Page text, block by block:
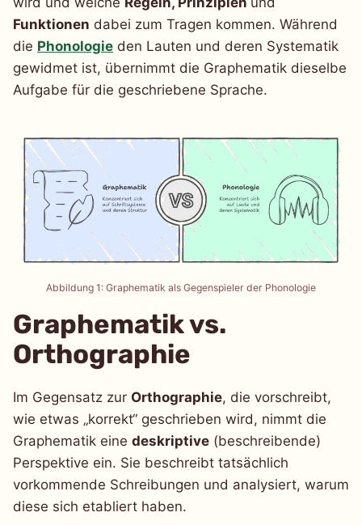
Funktionen dabei zum Tragen kommen. Während
die Phonologie den Lauten und deren Systematik
gewidmet ist, übernimmt die Graphematik dieselbe
Aufgabe für die geschriebene Sprache.
Abbildung 1: Graphematik als Gegenspieler der Phonologie
Graphematik vs.
Orthographie
Im Gegensatz zur Orthographie, die vorschreibt,
wie etwas „korrekt“ geschrieben wird, nimmt die
Graphematik eine deskriptive (beschreibende)
Perspektive ein. Sie beschreibt tatsächlich
vorkommende Schreibungen und analysiert, warum
diese sich etabliert haben.